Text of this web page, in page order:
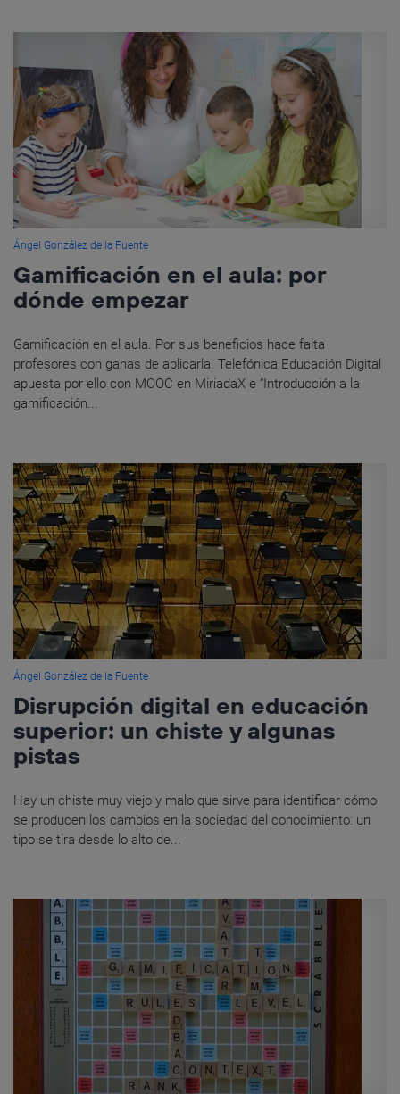
Ángel González de la Fuente
Gamificación en el aula: por
dónde empezar
Gamificación en el aula. Por sus beneficios hace falta
profesores con ganas de aplicarla. Telefónica Educación Digital
apuesta por ello con MOOC en MiriadaX e “Introducción a la
gamificación...
Ángel González de la Fuente
Disrupción digital en educación
superior: un chiste y algunas
pistas
Hay un chiste muy viejo y malo que sirve para identificar cómo
se producen los cambios en la sociedad del conocimiento: un
tipo se tira desde lo alto de...